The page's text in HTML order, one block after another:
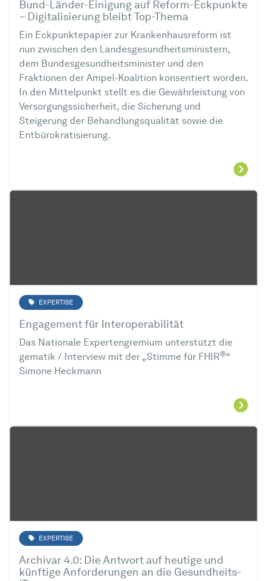
Bund-Länder-Einigung auf Reform-Eckpunkte
– Digitalisierung bleibt Top-Thema
Ein Eckpunktepapier zur Krankenhausreform ist
nun zwischen den Landesgesundheitsministern,
dem Bundesgesundheitsminister und den
Fraktionen der Ampel-Koalition konsentiert worden.
In den Mittelpunkt stellt es die Gewährleistung von
Versorgungssicherheit, die Sicherung und
Steigerung der Behandlungsqualität sowie die
Entbürokratisierung.
EXPERTISE
Engagement für Interoperabilität
Das Nationale Expertengremium unterstützt die
gematik / Interview mit der „Stimme für FHIR®“
Simone Heckmann
EXPERTISE
Archivar 4.0: Die Antwort auf heutige und
künftige Anforderungen an die Gesundheits-